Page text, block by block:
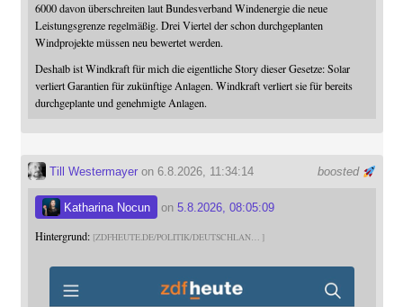
6000 davon überschreiten laut Bundesverband Windenergie die neue
Leistungsgrenze regelmäßig. Drei Viertel der schon durchgeplanten
Windprojekte müssen neu bewertet werden.
Deshalb ist Windkraft für mich die eigentliche Story dieser Gesetze: Solar
verliert Garantien für zukünftige Anlagen. Windkraft verliert sie für bereits
durchgeplante und genehmigte Anlagen.
boosted
Till Westermayeron 6.8.2026, 11:34:14
Katharina Nocun on 5.8.2026, 08:05:09
Hintergrund: ZDFHEUTE.DE/POLITIK/DEUTSCHLAN